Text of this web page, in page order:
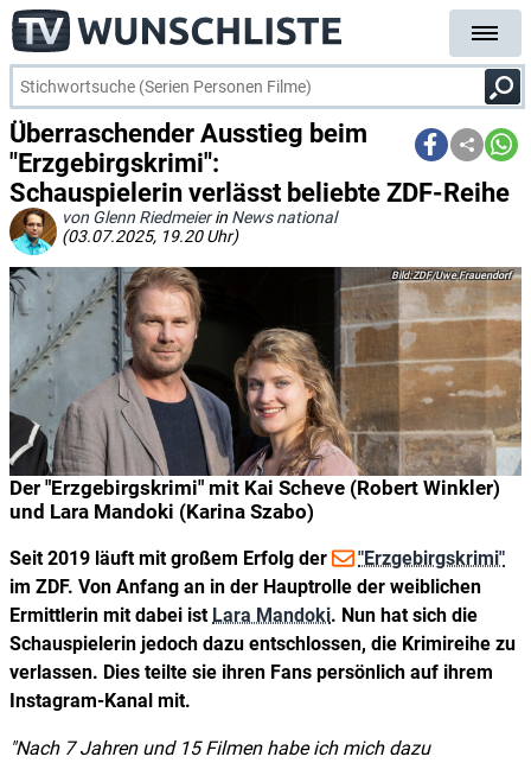
Überraschender Ausstieg beim
"Erzgebirgskrimi":
Schauspielerin verlässt beliebte ZDF-Reihe
von Glenn Riedmeierin News national
(03.07.2025, 19.20 Uhr)
Der "Erzgebirgskrimi" mit Kai Scheve (Robert Winkler)
und Lara Mandoki (Karina Szabo)
ZDF/Uwe Frauendorf
Seit 2019 läuft mit großem Erfolg der
"Erzgebirgskrimi"
im ZDF. Von Anfang an in der Hauptrolle der weiblichen
Ermittlerin mit dabei ist Lara Mandoki. Nun hat sich die
Schauspielerin jedoch dazu entschlossen, die Krimireihe zu
verlassen. Dies teilte sie ihren Fans persönlich auf ihrem
Instagram-Kanal mit.
Nach 7 Jahren und 15 Filmen habe ich mich dazu